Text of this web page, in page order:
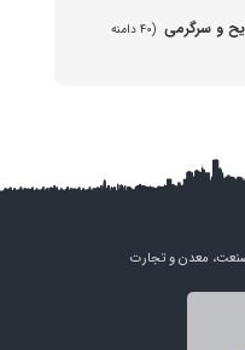
و سرگرمی
(۴۰ دامنه
صنعت، معدن و تجارت